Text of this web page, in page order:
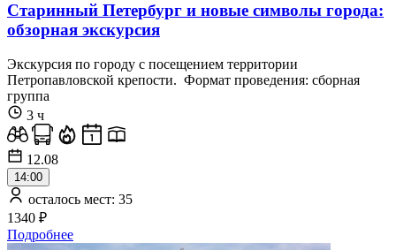
Старинный Петербург и новые символы города:
обзорная экскурсия
Экскурсия по городу с посещением территории
Петропавловской крепости. Формат проведения: сборная
группа
3 ч
12.08
14:00
осталось мест: 35
1340 ₽
Подробнее